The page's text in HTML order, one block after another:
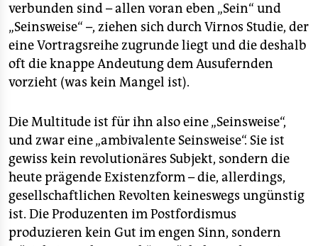
verbunden sind – allen voran eben „Sein“ und
„Seinsweise“ –, ziehen sich durch Virnos Studie, der
eine Vortragsreihe zugrunde liegt und die deshalb
oft die knappe Andeutung dem Ausufernden
vorzieht (was kein Mangel ist).
Die Multitude ist für ihn also eine „Seinsweise“,
und zwar eine „ambivalente Seinsweise“. Sie ist
gewiss kein revolutionäres Subjekt, sondern die
heute prägende Existenzform – die, allerdings,
gesellschaftlichen Revolten keineswegs ungünstig
ist. Die Produzenten im Postfordismus
produzieren kein Gut im engen Sinn, sondern